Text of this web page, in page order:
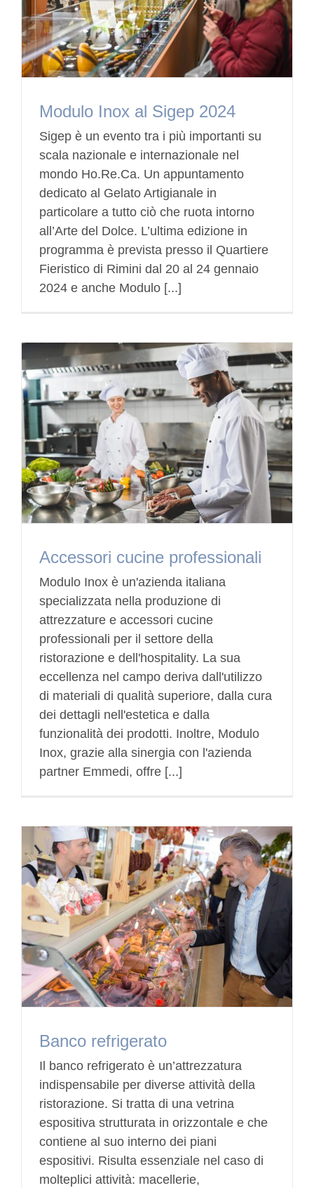
Modulo Inox al Sigep 2024
Sigep è un evento tra i più importanti su
scala nazionale e internazionale nel
mondo Ho.Re.Ca. Un appuntamento
dedicato al Gelato Artigianale in
particolare a tutto ciò che ruota intorno
all’Arte del Dolce. L’ultima edizione in
programma è prevista presso il Quartiere
Fieristico di Rimini dal 20 al 24 gennaio
2024 e anche Modulo [...]
Accessori cucine professionali
Modulo Inox è un'azienda italiana
specializzata nella produzione di
attrezzature e accessori cucine
professionali per il settore della
ristorazione e dell'hospitality. La sua
eccellenza nel campo deriva dall'utilizzo
di materiali di qualità superiore, dalla cura
dei dettagli nell'estetica e dalla
funzionalità dei prodotti. Inoltre, Modulo
Inox, grazie alla sinergia con l'azienda
partner Emmedi, offre [...]
Banco refrigerato
Il banco refrigerato è un’attrezzatura
indispensabile per diverse attività della
ristorazione. Si tratta di una vetrina
espositiva strutturata in orizzontale e che
contiene al suo interno dei piani
espositivi. Risulta essenziale nel caso di
molteplici attività: macellerie,